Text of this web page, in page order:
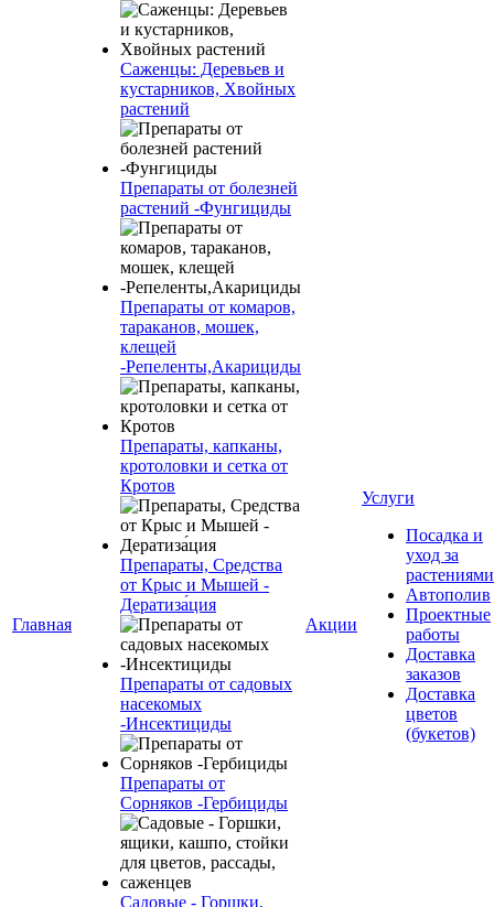
Главная
Саженцы: Деревьев и
кустарников, Хвойных
растений
Препараты от болезней
растений -Фунгициды
Препараты от комаров,
тараканов, мошек,
клещей
-Репеленты,Акарициды
Препараты, капканы,
кротоловки и сетка от
Кротов
Препараты, Средства
от Крыс и Мышей -
Дератиза́ция
Препараты от садовых
насекомых
-Инсектициды
Препараты от
Сорняков -Гербициды
Садовые - Горшки,
Акции
Услуги
Посадка и
уход за
растениями
Автополив
Проектные
работы
Доставка
заказов
Доставка
цветов
(букетов)